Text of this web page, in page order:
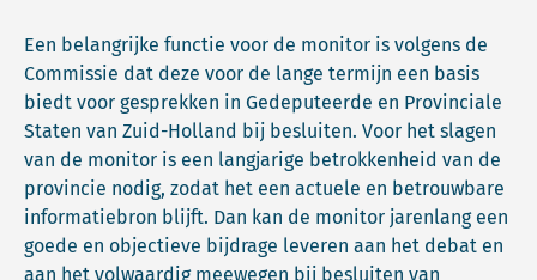
Een belangrijke functie voor de monitor is volgens de
Commissie dat deze voor de lange termijn een basis
biedt voor gesprekken in Gedeputeerde en Provinciale
Staten van Zuid-Holland bij besluiten. Voor het slagen
van de monitor is een langjarige betrokkenheid van de
provincie nodig, zodat het een actuele en betrouwbare
informatiebron blijft. Dan kan de monitor jarenlang een
goede en objectieve bijdrage leveren aan het debat en
aan het volwaardig meewegen bij besluiten van